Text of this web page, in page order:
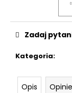
Kategoria:
Zadaj
Opis Opinie
BIOMEDIX
COLLAGEN
€39,97